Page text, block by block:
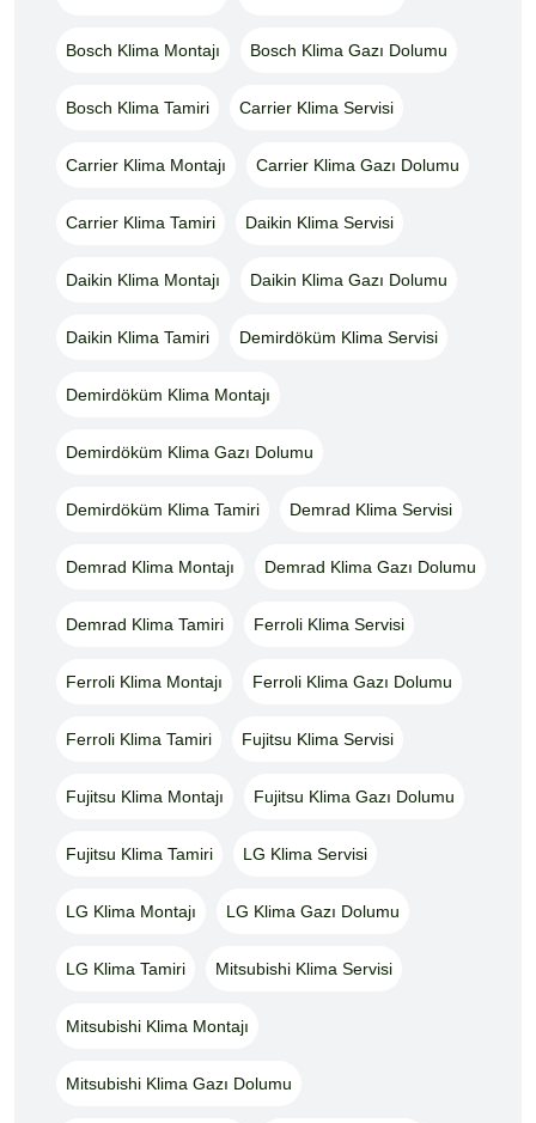
Bosch Klima Montajı Bosch Klima Gazı Dolumu
Bosch Klima Tamiri Carrier Klima Servisi
Carrier Klima Montajı Carrier Klima Gazı Dolumu
Carrier Klima Tamiri Daikin Klima Servisi
Daikin Klima Montajı Daikin Klima Gazı Dolumu
Daikin Klima Tamiri Demirdöküm Klima Servisi
Demirdöküm Klima Montajı
Demirdöküm Klima Gazı Dolumu
Demirdöküm Klima Tamiri Demrad Klima Servisi
Demrad Klima Montajı Demrad Klima Gazı Dolumu
Demrad Klima Tamiri Ferroli Klima Servisi
Ferroli Klima Montajı Ferroli Klima Gazı Dolumu
Ferroli Klima Tamiri Fujitsu Klima Servisi
Fujitsu Klima Montajı Fujitsu Klima Gazı Dolumu
Fujitsu Klima Tamiri LG Klima Servisi
LG Klima Montajı LG Klima Gazı Dolumu
LG Klima Tamiri Mitsubishi Klima Servisi
Mitsubishi Klima Montajı
Mitsubishi Klima Gazı Dolumu